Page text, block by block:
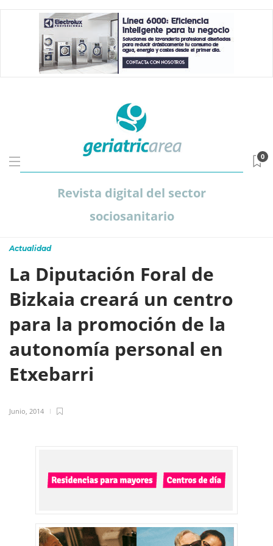
Revista digital del sector
sociosanitario
0
Actualidad
La Diputación Foral de
Bizkaia creará un centro
para la promoción de la
autonomía personal en
Etxebarri
Junio, 2014